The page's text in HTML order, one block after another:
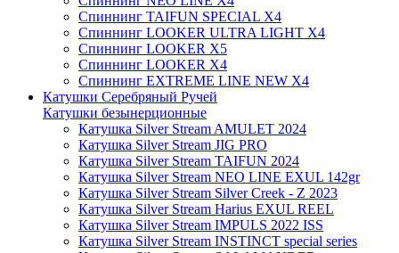
Спиннинг TAIFUN SPECIAL X4
Спиннинг LOOKER ULTRA LIGHT X4
Спиннинг LOOKER X5
Спиннинг LOOKER X4
Спиннинг EXTREME LINE NEW X4
Катушки Серебряный Ручей
Катушки безынерционные
Катушка Silver Stream AMULET 2024
Катушка Silver Stream JIG PRO
Катушка Silver Stream TAIFUN 2024
Катушка Silver Stream NEO LINE EXUL 142gr
Катушка Silver Stream Silver Creek - Z 2023
Катушка Silver Stream Harius EXUL REEL
Катушка Silver Stream IMPULS 2022 ISS
Катушка Silver Stream INSTINCT special series